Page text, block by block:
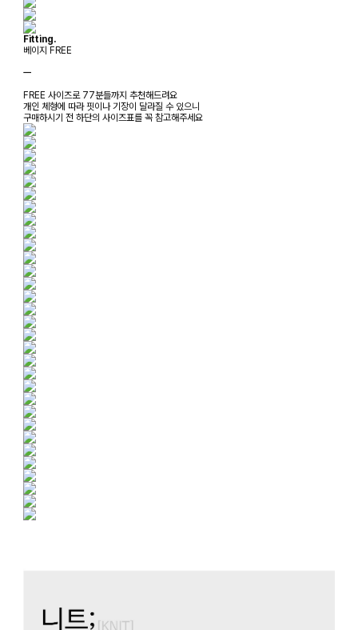
Fitting.
베이지 FREE
ㅡ
FREE 사이즈로 77분들까지 추천해드려요
개인 체형에 따라 핏이나 기장이 달라질 수 있으니
구매하시기 전 하단의 사이즈표를 꼭 참고해주세요